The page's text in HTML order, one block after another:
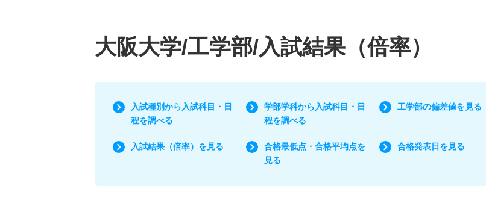
大阪大学/工学部/入試結果（倍率）
入試種別から入試科目・日
程を調べる
学部学科から入試科目・日
程を調べる
工学部の偏差値を見る
入試結果（倍率）を見る
合格最低点・合格平均点を
見る
合格発表日を見る